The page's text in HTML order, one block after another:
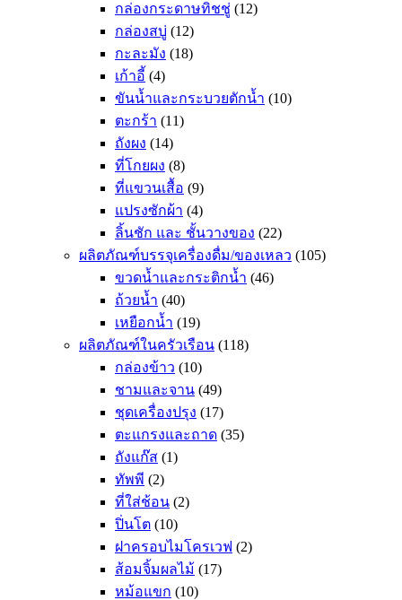
กล่องกระดาษทิชชู่ (12)
กล่องสบู่ (12)
กะละมัง (18)
เก้าอี้ (4)
ขันน้ำและกระบวยตักน้ำ (10)
ตะกร้า (11)
ถังผง (14)
ที่โกยผง (8)
ที่แขวนเสื้อ (9)
แปรงซักผ้า (4)
ลิ้นชัก และ ชั้นวางของ (22)
ผลิตภัณฑ์บรรจุเครื่องดื่ม/ของเหลว (105)
ขวดน้ำและกระติกน้ำ (46)
ถ้วยน้ำ (40)
เหยือกน้ำ (19)
ผลิตภัณฑ์ในครัวเรือน (118)
กล่องข้าว (10)
ชามและจาน (49)
ชุดเครื่องปรุง (17)
ตะแกรงและถาด (35)
ถังแก๊ส (1)
ทัพพี (2)
ที่ใส่ช้อน (2)
ปิ่นโต (10)
ฝาครอบไมโครเวฟ (2)
ส้อมจิ้มผลไม้ (17)
หม้อแขก (10)